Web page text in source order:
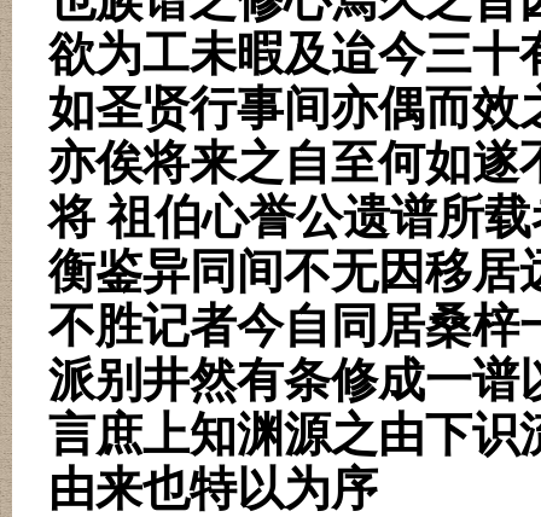
欲为工未暇及迨今三十
如圣贤行事间亦偶而效
亦俟将来之自至何如遂
将 祖伯心誉公遗谱所
衡鉴异同间不无因移居
不胜记者今自同居桑梓
派别井然有条修成一谱
言庶上知渊源之由下识
由来也特以为序